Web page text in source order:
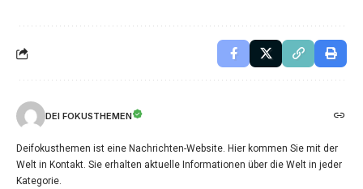
DEI FOKUSTHEMEN
Deifokusthemen ist eine Nachrichten-Website. Hier kommen Sie mit der
Welt in Kontakt. Sie erhalten aktuelle Informationen über die Welt in jeder
Kategorie.